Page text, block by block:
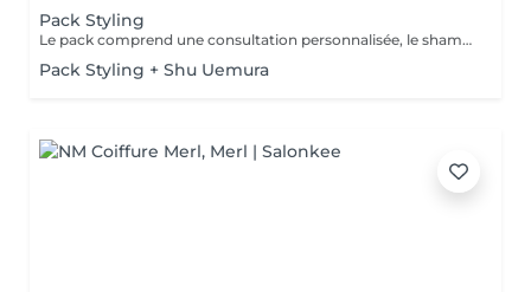
Pack Styling
Le pack comprend une consultation personnalisée, le shampooing et le conditionneur spécifiques REDKEN , le séchage et les produits de styling REDKEN * Tarifs à titre indicatifs à confirmer après la consultation personnalisée établit auprès de votre coiffeur/stylist/spécialiste * La direction se réserve le droit d’apporter des modifications pour le bon fonctionnement du salon
Pack Styling + Shu Uemura